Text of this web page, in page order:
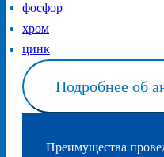
фосфор
хром
цинк
Подробнее об
Преимущества